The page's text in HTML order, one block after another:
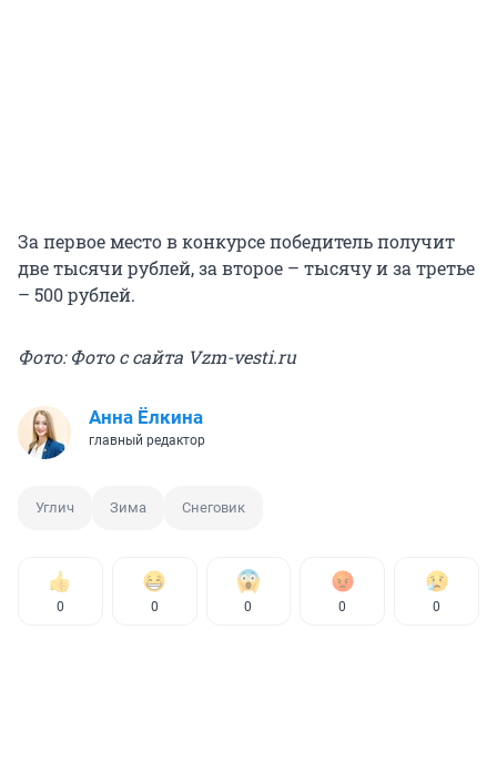
За первое место в конкурсе победитель получит
две тысячи рублей, за второе – тысячу и за третье
– 500 рублей.
Фото: Фото с сайта Vzm-vesti.ru
Анна Ёлкина
главный редактор
Углич Зима Снеговик
0 0 0 0 0